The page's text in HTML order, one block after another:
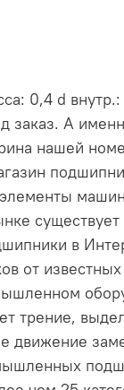
0,4 d
заказ. А
нашей
в
от
трение,
движение